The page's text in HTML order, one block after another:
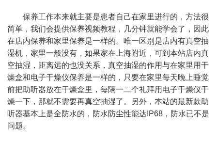
保养工作本来就主要是患者自己在家里进行的，方法很
简单，我们会提供保养视频教程，几分钟就能学会了，因此
在店内保养和家里保养是一样的。唯一区别是店内有真空抽
湿机，家里一般没有，如果家在上海附近，可到本站店内真
空抽湿，距离远的也没关系，真空抽湿的作用与在家里用干
燥盒和电子干燥仪保养是一样的，只要在家里每天晚上睡觉
前把助听器放在干燥盒里，每隔一二个礼拜用电子干燥仪干
燥一下，那就不需要再真空抽湿了。另外，本站的最新款助
听器基本上是全防水的，防水防尘性能达IP68，防水已不是
问题。